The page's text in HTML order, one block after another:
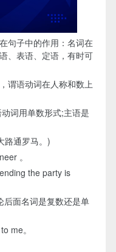
子中的作用：名词在
、表语、定语，有时可
语动词在人称和数上
词用单数形式;主语是
通罗马。)
。
the party is
面名词是复数还是单
me。